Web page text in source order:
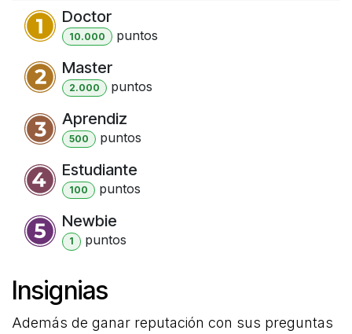
Doctor
10.000 puntos
Master
2.000 puntos
Aprendiz
500 puntos
Estudiante
100 puntos
Newbie
1 puntos
Insignias
Además de ganar reputación con sus preguntas